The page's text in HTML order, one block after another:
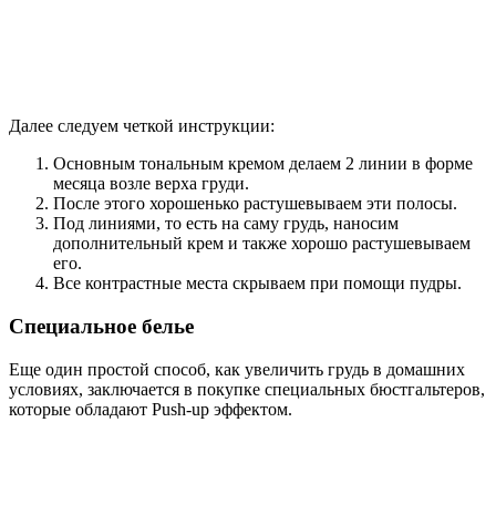
Далее следуем четкой инструкции:
Основным тональным кремом делаем 2 линии в форме
месяца возле верха груди.
После этого хорошенько растушевываем эти полосы.
Под линиями, то есть на саму грудь, наносим
дополнительный крем и также хорошо растушевываем
его.
Все контрастные места скрываем при помощи пудры.
Специальное белье
Еще один простой способ, как увеличить грудь в домашних
условиях, заключается в покупке специальных бюстгальтеров,
которые обладают Push-up эффектом.